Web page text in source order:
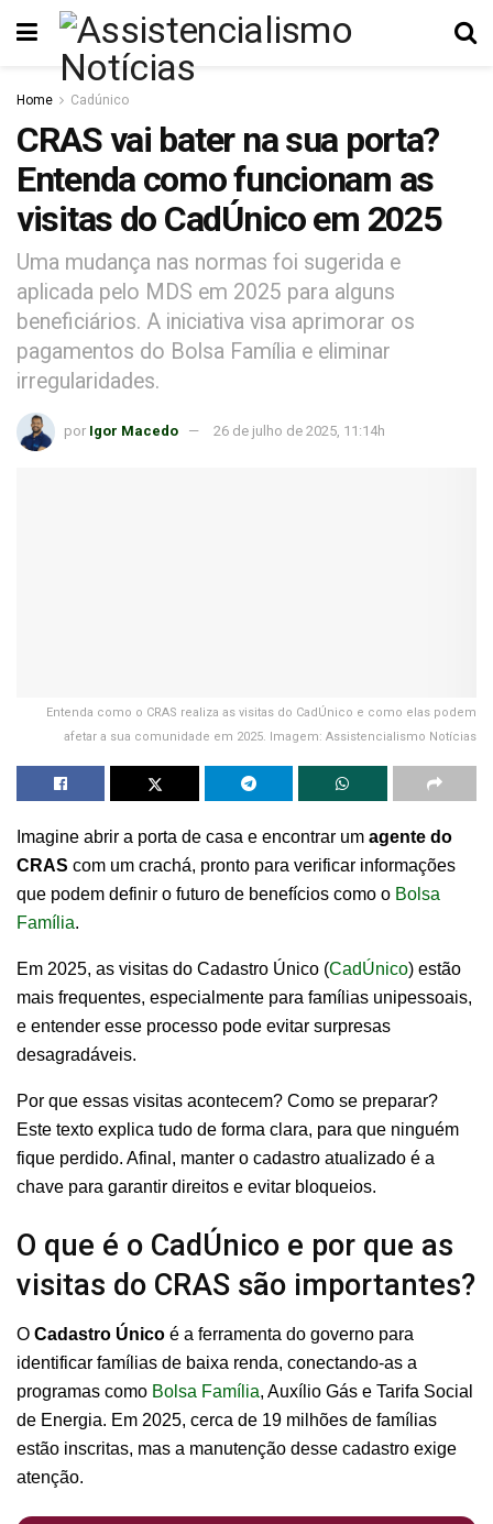
Home Cadúnico
CRAS vai bater na sua porta?
Entenda como funcionam as
visitas do CadÚnico em 2025
Uma mudança nas normas foi sugerida e
aplicada pelo MDS em 2025 para alguns
beneficiários. A iniciativa visa aprimorar os
pagamentos do Bolsa Família e eliminar
irregularidades.
por Igor Macedo 26 de julho de 2025, 11:14h
Entenda como o CRAS realiza as visitas do CadÚnico e como elas podem
afetar a sua comunidade em 2025. Imagem: Assistencialismo Notícias
Imagine abrir a porta de casa e encontrar um agente do
CRAS com um crachá, pronto para verificar informações
que podem definir o futuro de benefícios como o Bolsa
Família.
Em 2025, as visitas do Cadastro Único (CadÚnico) estão
mais frequentes, especialmente para famílias unipessoais,
e entender esse processo pode evitar surpresas
desagradáveis.
Por que essas visitas acontecem? Como se preparar?
Este texto explica tudo de forma clara, para que ninguém
fique perdido. Afinal, manter o cadastro atualizado é a
chave para garantir direitos e evitar bloqueios.
O que é o CadÚnico e por que as
visitas do CRAS são importantes?
O Cadastro Único é a ferramenta do governo para
identificar famílias de baixa renda, conectando-as a
programas como Bolsa Família, Auxílio Gás e Tarifa Social
de Energia. Em 2025, cerca de 19 milhões de famílias
estão inscritas, mas a manutenção desse cadastro exige
atenção.